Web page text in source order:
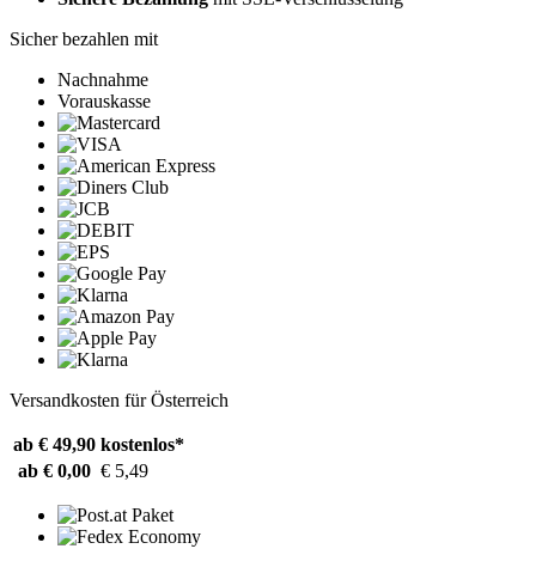
Sicher bezahlen mit
Nachnahme
Vorauskasse
Versandkosten für Österreich
ab € 49,90 kostenlos*
ab € 0,00 € 5,49